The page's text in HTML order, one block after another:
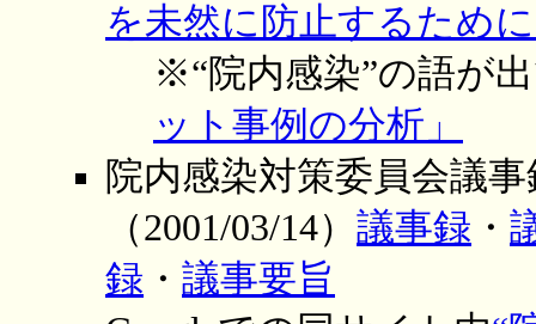
を未然に防止するため
※“院内感染”の語が
ット事例の分析」
院内感染対策委員会議
（2001/03/14） 議事録 ・
録 ・ 議事要旨